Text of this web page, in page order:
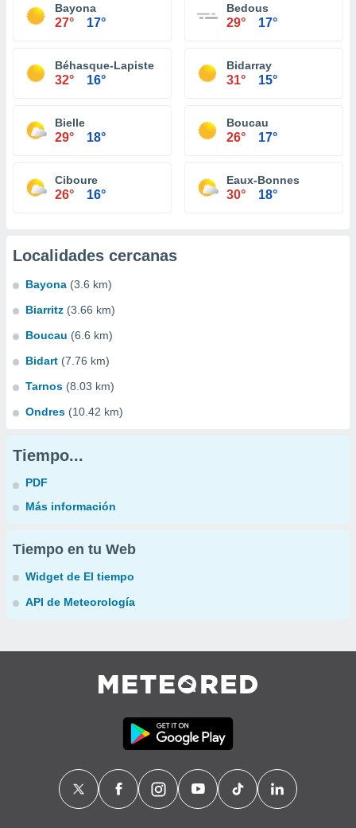
Bayona
27° 17°
Bedous
29° 17°
Béhasque-Lapiste
32° 16°
Bidarray
31° 15°
Bielle
29° 18°
Boucau
26° 17°
Ciboure
26° 16°
Eaux-Bonnes
30° 18°
Localidades cercanas
Bayona (3.6 km)
Biarritz (3.66 km)
Boucau (6.6 km)
Bidart (7.76 km)
Tarnos (8.03 km)
Ondres (10.42 km)
Tiempo...
PDF
Más información
Tiempo en tu Web
Widget de El tiempo
API de Meteorología